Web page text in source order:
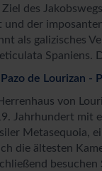
des
der
als galizisches
de Lourizan -
von
Jahrhundert mit
Metasequoia,
die ältesten